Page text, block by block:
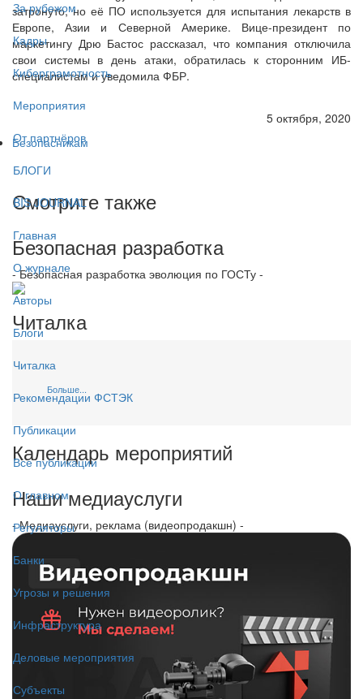
За рубежом
Кадры
Киберграмотность
Мероприятия
От партнёров
БЛОГИ
BIS JOURNAL
Главная
О журнале
Авторы
Блоги
Читалка
Рекомендации ФСТЭК
Публикации
Все публикации
О главном
Регуляторы
Банки
Угрозы и решения
Инфраструктура
Деловые мероприятия
Субъекты
затронуто, но её ПО используется для испытания лекарств в
Европе, Азии и Северной Америке. Вице-президент по
маркетингу Дрю Бастос рассказал, что компания отключила
свои системы в день атаки, обратилась к сторонним ИБ-
специалистам и уведомила ФБР.
5 октября, 2020
Безопасникам
Смотрите также
Безопасная разработка
- Безопасная разработка эволюция по ГОСТу -
Читалка
Больше...
Календарь мероприятий
Наши медиауслуги
- Медиауслуги, реклама (видеопродакшн) -